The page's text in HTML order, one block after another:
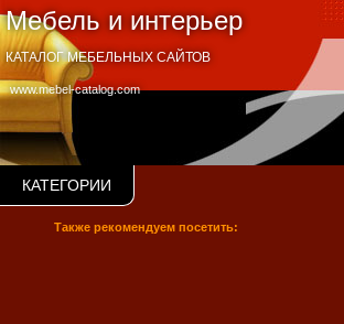
Мебель и интерьер
www.mebel-catalog.com
КАТАЛОГ МЕБЕЛЬНЫХ САЙТОВ
КАТЕГОРИИ
Также рекомендуем посетить: